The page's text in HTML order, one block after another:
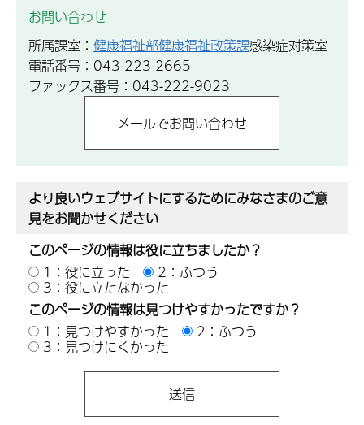
お問い合わせ
所属課室： 健康福祉部健康福祉政策課感染症対策室
電話番号：043-223-2665
ファックス番号：043-222-9023
より良いウェブサイトにするためにみなさまのご意
見をお聞かせください
このページの情報は役に立ちましたか？
1：役に立った
2：ふつう
3：役に立たなかった
このページの情報は見つけやすかったですか？
1：見つけやすかった
2：ふつう
3：見つけにくかった